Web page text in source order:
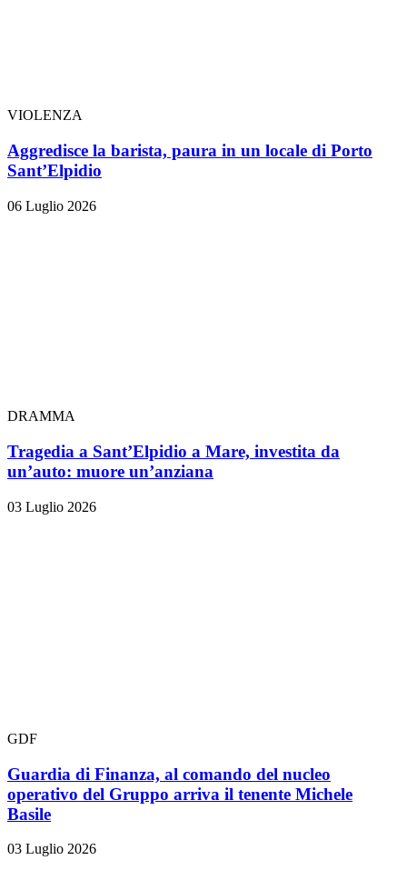
VIOLENZA
Aggredisce la barista, paura in un locale di Porto
Sant’Elpidio
06 Luglio 2026
DRAMMA
Tragedia a Sant’Elpidio a Mare, investita da
un’auto: muore un’anziana
03 Luglio 2026
GDF
Guardia di Finanza, al comando del nucleo
operativo del Gruppo arriva il tenente Michele
Basile
03 Luglio 2026